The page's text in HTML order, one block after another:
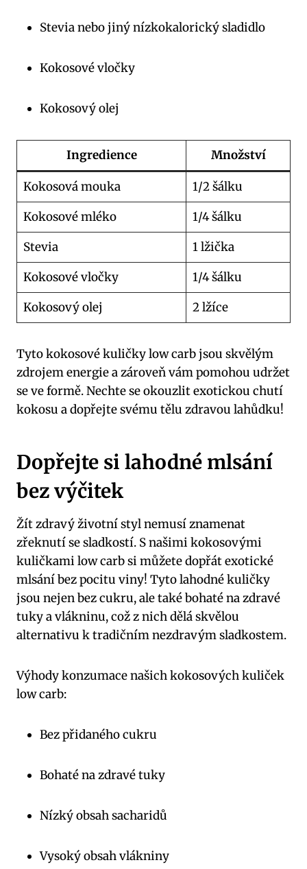
Stevia nebo jiný nízkokalorický sladidlo
Kokosové vločky
Kokosový olej
Ingredience Množství
Kokosová mouka
1/2 šálku
Kokosové mléko
1/4 šálku
Stevia
1 lžička
Kokosové vločky
1/4 šálku
Kokosový olej
2 lžíce
Tyto kokosové kuličky low carb jsou skvělým
zdrojem energie a zároveň vám pomohou udržet
se ve formě. Nechte se okouzlit exotickou chutí
kokosu a dopřejte svému tělu zdravou lahůdku!
Dopřejte si lahodné mlsání
bez výčitek
Žít zdravý životní styl nemusí znamenat
zřeknutí se sladkostí. S našimi kokosovými
kuličkami low carb si můžete dopřát exotické
mlsání bez pocitu viny! Tyto lahodné kuličky
jsou nejen bez cukru, ale také bohaté na zdravé
tuky a vlákninu, což z nich dělá skvělou
alternativu k tradičním nezdravým sladkostem.
Výhody konzumace našich kokosových kuliček
low carb:
Bez přidaného cukru
Bohaté na zdravé tuky
Nízký obsah sacharidů
Vysoký obsah vlákniny